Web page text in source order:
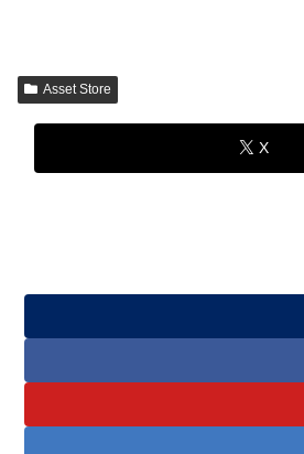
Asset Store
X